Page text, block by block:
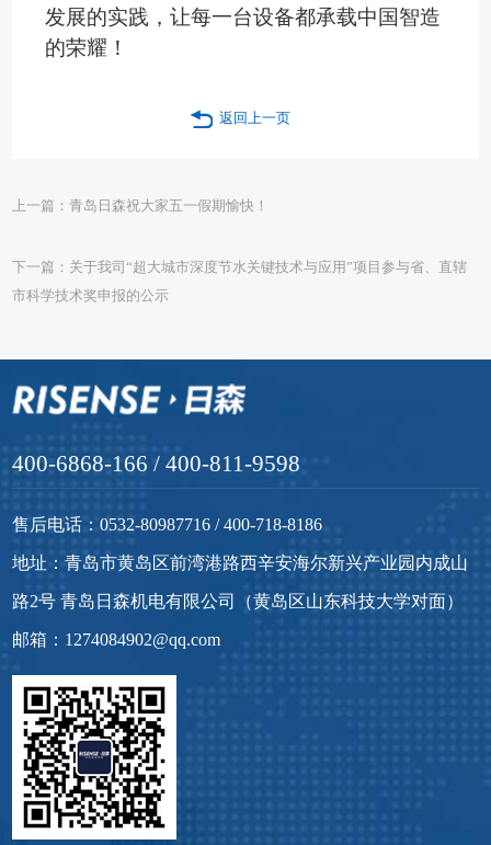
发展的实践，让每一台设备都承载中国智造
的荣耀！
返回上一页
上一篇：青岛日森祝大家五一假期愉快！
下一篇：关于我司“超大城市深度节水关键技术与应用”项目参与省、直辖
市科学技术奖申报的公示
400-6868-166 / 400-811-9598
售后电话：0532-80987716 / 400-718-8186
地址：青岛市黄岛区前湾港路西辛安海尔新兴产业园内成山
路2号 青岛日森机电有限公司（黄岛区山东科技大学对面）
邮箱：1274084902@qq.com